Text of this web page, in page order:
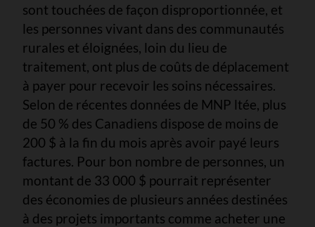
sont touchées de façon disproportionnée, et
les personnes vivant dans des communautés
rurales et éloignées, loin du lieu de
traitement, ont plus de coûts de déplacement
à payer pour recevoir les soins nécessaires.
Selon de récentes données de MNP ltée, plus
de 50 % des Canadiens dispose de moins de
200 $ à la fin du mois après avoir payé leurs
factures. Pour bon nombre de personnes, un
montant de 33 000 $ pourrait représenter
des économies de plusieurs années destinées
à des projets importants comme acheter une